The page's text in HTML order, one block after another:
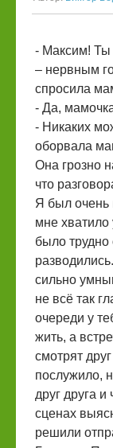
- Максим! Ты
– нервным
спросила
- Да,
- Никаких
оборвала
Она грозно
что
Я был очень
мне хватило
было трудно
сильно
не всё так
очереди у
жить, а
смотрят
послужило,
друг друга
сценах
решили